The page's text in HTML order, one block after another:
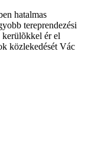
hatalmas
tereprendezési
kerülõkkel ér el
közlekedését Vác